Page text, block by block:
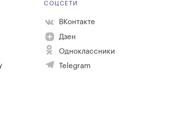
СОЦСЕТИ
ВКонтакте
Дзен
Одноклассники
Telegram